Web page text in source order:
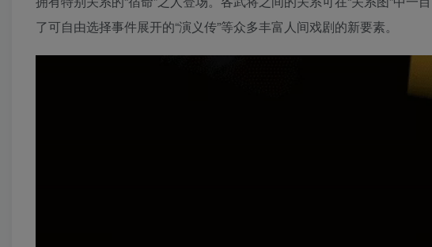
了可自由选择事件展开的“演义传”等众多丰富人间戏剧的新要素。